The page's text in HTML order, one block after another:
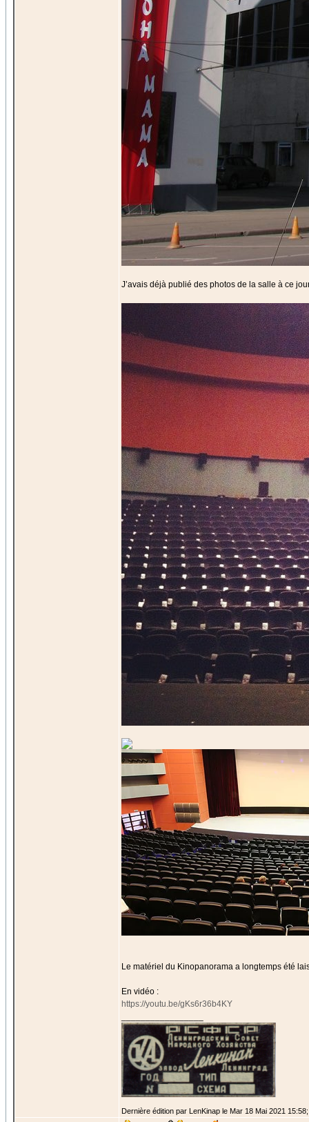
J’avais déjà publié des photos de la salle à ce
Le matériel du Kinopanorama a longtemps été
En vidéo :
https://youtu.be/gKs6r36b4KY
Dernière édition par LenKinap le Mar 18 Mai 2021